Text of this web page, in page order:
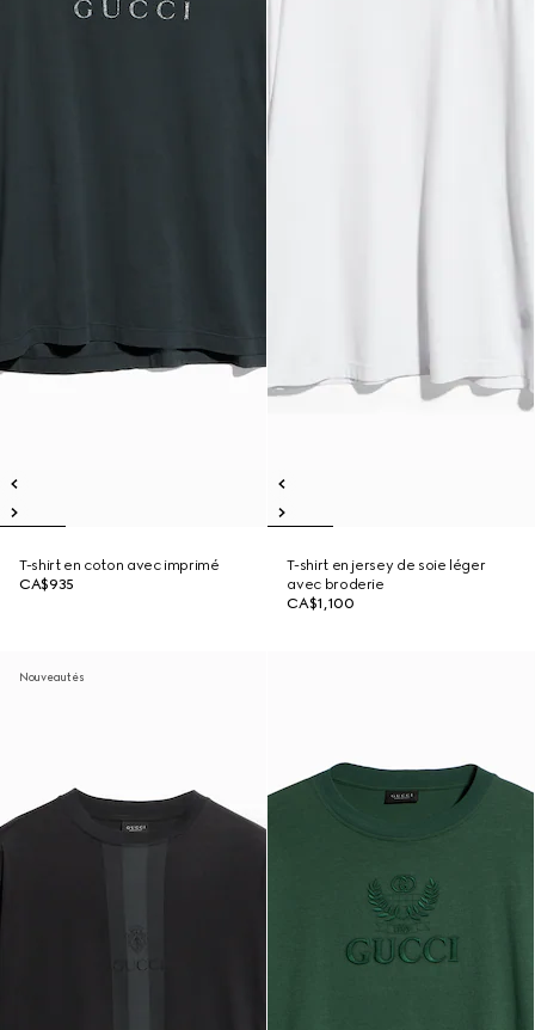
T-shirt en coton avec imprimé
CA$935
T-shirt en jersey de soie léger
avec broderie
CA$1,100
Nouveautés